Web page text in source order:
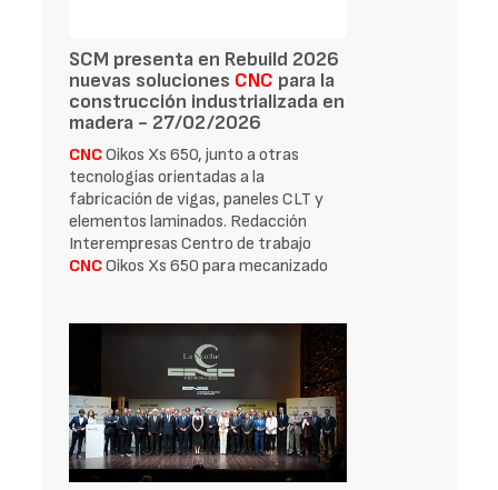
SCM presenta en Rebuild 2026
nuevas soluciones CNC para la
construcción industrializada en
madera - 27/02/2026
CNCOikos Xs 650, junto a otras
tecnologías orientadas a la
fabricación de vigas, paneles CLT y
elementos laminados. Redacción
Interempresas Centro de trabajo
CNCOikos Xs 650 para mecanizado